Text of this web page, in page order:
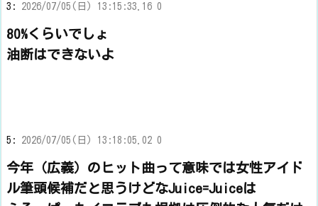
3: 2026/07/05(日) 13:15:33.16 0
80%くらいでしょ
油断はできないよ
5: 2026/07/05(日) 13:18:05.02 0
今年（広義）のヒット曲って意味では女性アイド
ル筆頭候補だと思うけどなJuice=Juiceは